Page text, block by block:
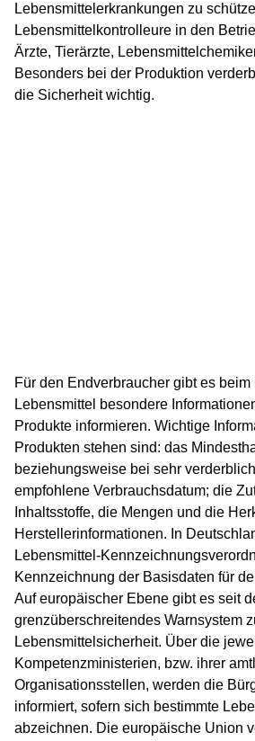
Lebensmittelerkrankungen zu
Lebensmittelkontrolleure in den
Ärzte, Tierärzte,
Besonders bei der Produktion
die Sicherheit wichtig.
Für den Endverbraucher gibt es beim
Lebensmittel besondere
Produkte informieren. Wichtige
Produkten stehen sind: das
beziehungsweise bei sehr
empfohlene Verbrauchsdatum; die
Inhaltsstoffe, die Mengen und die
Herstellerinformationen. In
Lebensmittel-
Kennzeichnung der Basisdaten für
Auf europäischer Ebene gibt es seit
grenzüberschreitendes Warnsystem
Lebensmittelsicherheit. Über die
Kompetenzministerien, bzw. ihrer
Organisationsstellen, werden die
informiert, sofern sich bestimmte
abzeichnen. Die europäische Union